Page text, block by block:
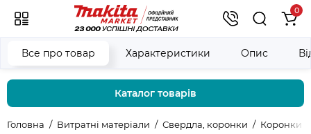
0
Каталог товарів
Головна Витратні матеріали Свердла, коронки Коронки
Все про товар Характеристики Опис